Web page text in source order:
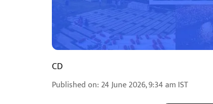
CD
Published on: 24 June 2026, 9:34 am IST